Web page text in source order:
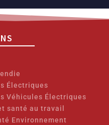
Électriques
Véhicules Électriques
santé au travail
Environnement